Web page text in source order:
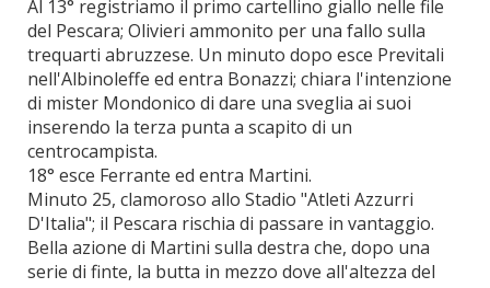
Al 13° registriamo il primo cartellino giallo nelle file
del Pescara; Olivieri ammonito per una fallo sulla
trequarti abruzzese. Un minuto dopo esce Previtali
nell'Albinoleffe ed entra Bonazzi; chiara l'intenzione
di mister Mondonico di dare una sveglia ai suoi
inserendo la terza punta a scapito di un
centrocampista.
18° esce Ferrante ed entra Martini.
Minuto 25, clamoroso allo Stadio "Atleti Azzurri
D'Italia"; il Pescara rischia di passare in vantaggio.
Bella azione di Martini sulla destra che, dopo una
serie di finte, la butta in mezzo dove all'altezza del